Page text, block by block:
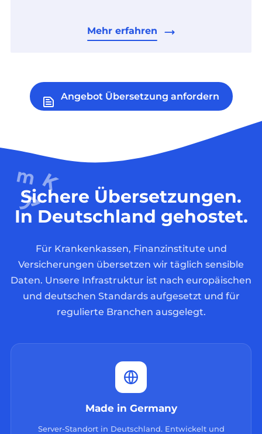
Mehr erfahren
Angebot Übersetzung anfordern
Sichere Übersetzungen.
In Deutschland gehostet.
Für Krankenkassen, Finanzinstitute und
Versicherungen übersetzen wir täglich sensible
Daten. Unsere Infrastruktur ist nach europäischen
und deutschen Standards aufgesetzt und für
regulierte Branchen ausgelegt.
Made in Germany
Server-Standort in Deutschland. Entwickelt und